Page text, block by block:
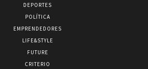
DEPORTES
POLÍTICA
EMPRENDEDORES
LIFE&STYLE
FUTURE
CRITERIO